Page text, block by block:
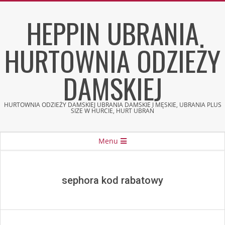
HEPPIN UBRANIA
HURTOWNIA ODZIEŻY
DAMSKIEJ
HURTOWNIA ODZIEŻY DAMSKIEJ UBRANIA DAMSKIE I MĘSKIE, UBRANIA PLUS
SIZE W HURCIE, HURT UBRAŃ
Menu
sephora kod rabatowy